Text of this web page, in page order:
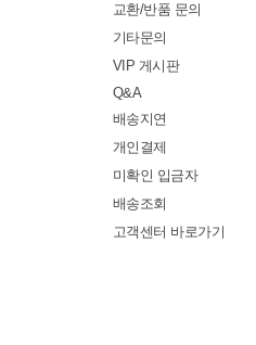
교환/반품 문의
기타문의
VIP 게시판
Q&A
배송지연
개인결제
미확인 입금자
배송조회
고객센터 바로가기